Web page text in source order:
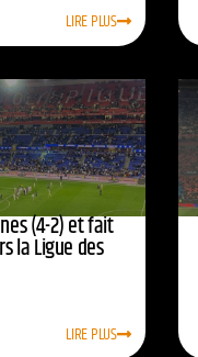
LIRE PLUS
(4-2) et fait
la Ligue des
LIRE PLUS